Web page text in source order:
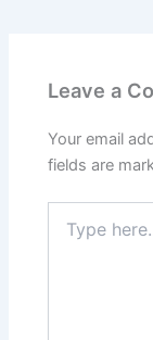
Leave a
Your email
fields are
here..